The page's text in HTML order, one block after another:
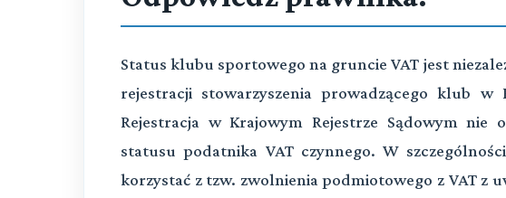
Status klubu sportowego na gruncie VAT jest
rejestracji stowarzyszenia prowadzącego klub w
Rejestracja w Krajowym Rejestrze Sądowym nie
statusu podatnika VAT czynnego. W
korzystać z tzw. zwolnienia podmiotowego z VAT z